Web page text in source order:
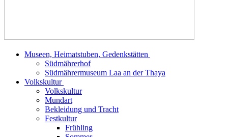
Museen, Heimatstuben, Gedenkstätten
Südmährerhof
Südmährermuseum Laa an der Thaya
Volkskultur
Volkskultur
Mundart
Bekleidung und Tracht
Festkultur
Frühling